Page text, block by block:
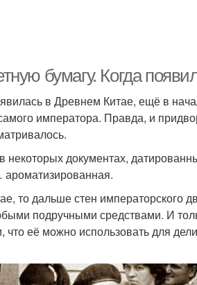
бумагу. Когда
в Древнем Китае, ещё в
императора. Правда, и
некоторых документах,
ароматизированная.
то дальше стен императорского
подручными средствами. И
что её можно использовать для